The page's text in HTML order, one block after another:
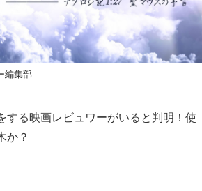
編集部
する映画レビュワーがいると判明！使
か？